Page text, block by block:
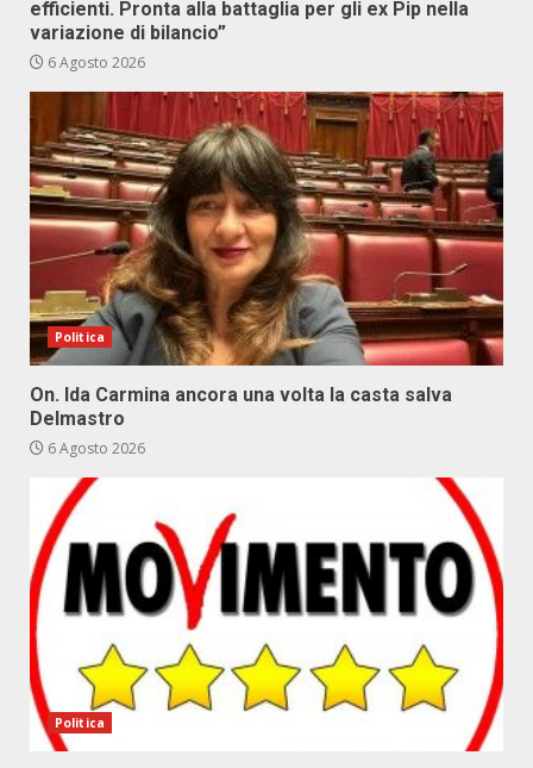
efficienti. Pronta alla battaglia per gli ex Pip nella
variazione di bilancio”
6 Agosto 2026
Politica
On. Ida Carmina ancora una volta la casta salva
Delmastro
6 Agosto 2026
Politica